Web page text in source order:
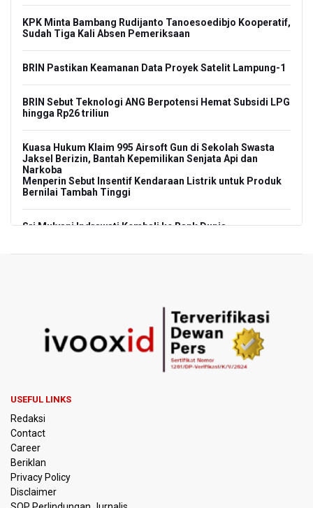
KPK Minta Bambang Rudijanto Tanoesoedibjo Kooperatif,
Sudah Tiga Kali Absen Pemeriksaan
BRIN Pastikan Keamanan Data Proyek Satelit Lampung-1
BRIN Sebut Teknologi ANG Berpotensi Hemat Subsidi LPG
hingga Rp26 triliun
Kuasa Hukum Klaim 995 Airsoft Gun di Sekolah Swasta
Jaksel Berizin, Bantah Kepemilikan Senjata Api dan
Narkoba
Menperin Sebut Insentif Kendaraan Listrik untuk Produk
Bernilai Tambah Tinggi
Sri Mulyani Indrawati Kembali ke Bank Dunia
Dari Literasi Teks ke Literasi Multimodal
Kemenag Terbitkan 40 Buku Digital Pendidikan Agama
Islam, Dapat Diunduh Gratis
pada Unggahan Pasien BPJS Kesehatan
Polda Metro Jaya Pulangkan Tiga WNI Korban TPPO dari
Polisi Selidiki Temuan Senjata Api di Yayasan Sekolah
Swasta di Jaksel
USEFUL LINKS
Redaksi
Contact
Career
Beriklan
Privacy Policy
Disclaimer